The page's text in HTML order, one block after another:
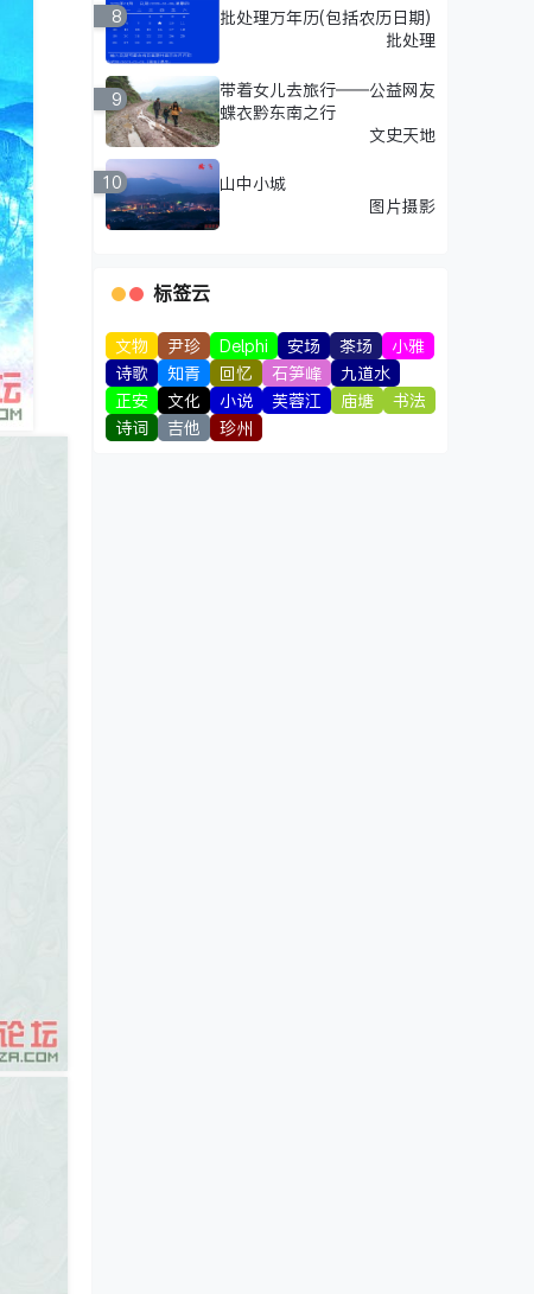
8
批处理万年历(包括农历日期)
批处理
9
带着女儿去旅行——公益网友
蝶衣黔东南之行
文史天地
10
山中小城
图片摄影
标签云
文物 尹珍 Delphi 安场 茶场
小雅
诗歌
知青 回忆 石笋峰
九道水
正安
文化 小说 芙蓉江 庙塘
书法
诗词
吉他 珍州